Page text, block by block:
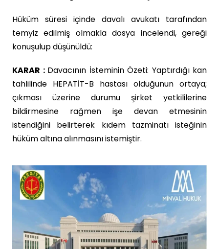
Hüküm süresi içinde davalı avukatı tarafından
temyiz edilmiş olmakla dosya incelendi, gereği
konuşulup düşünüldü:
KARAR : Davacının İsteminin Özeti: Yaptırdığı kan
tahlilinde HEPATİT-B hastası olduğunun ortaya;
çıkması üzerine durumu şirket yetkililerine
bildirmesine rağmen işe devan etmesinin
istendiğini belirterek kıdem tazminatı isteğinin
hüküm altına alınmasını istemiştir.